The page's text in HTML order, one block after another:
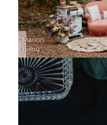
Marion
Billou